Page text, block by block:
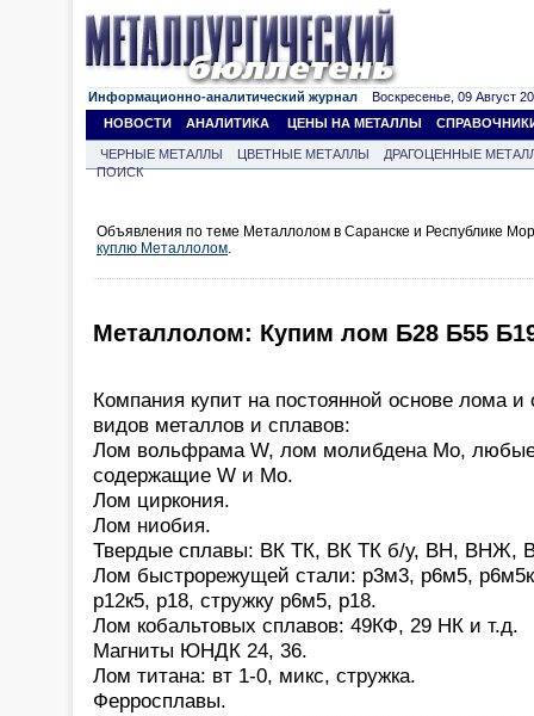
Информационно-аналитический журнал Воскресенье, 09 Август
НОВОСТИ
АНАЛИТИКА ЦЕНЫ НА МЕТАЛЛЫ
ЧЕРНЫЕ МЕТАЛЛЫ ЦВЕТНЫЕ МЕТАЛЛЫ
ДРАГОЦЕННЫЕ
ПОИСК
Объявления по теме Металлолом в Саранске и Республике
куплю Металлолом.
Металлолом: Купим лом Б28 Б55
Компания купит на постоянной основе лома
видов металлов и сплавов:
Лом вольфрама W, лом молибдена Mo,
содержащие W и Mo.
Лом циркония.
Лом ниобия.
Твердые сплавы: ВК ТК, ВК ТК б/у, ВН,
Лом быстрорежущей стали: р3м3, р6м5,
р12к5, р18, стружку р6м5, р18.
Лом кобальтовых сплавов: 49КФ, 29 НК и т.д.
Магниты ЮНДК 24, 36.
Лом титана: вт 1-0, микс, стружка.
Ферросплавы.